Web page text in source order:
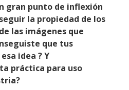
gran punto de inflexión
la propiedad de los
las imágenes que
que tus
idea ? Y
práctica para uso